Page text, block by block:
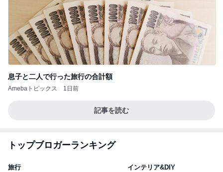
息子と二人で行った旅行の合計額
Amebaトピックス 1日前
記事を読む
トップブロガーランキング
旅行 インテリア&DIY